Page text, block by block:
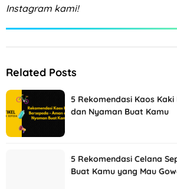
Instagram kami!
Related Posts
5 Rekomendasi Kaos
dan Nyaman Buat Kamu
5 Rekomendasi Celana
Buat Kamu yang Mau